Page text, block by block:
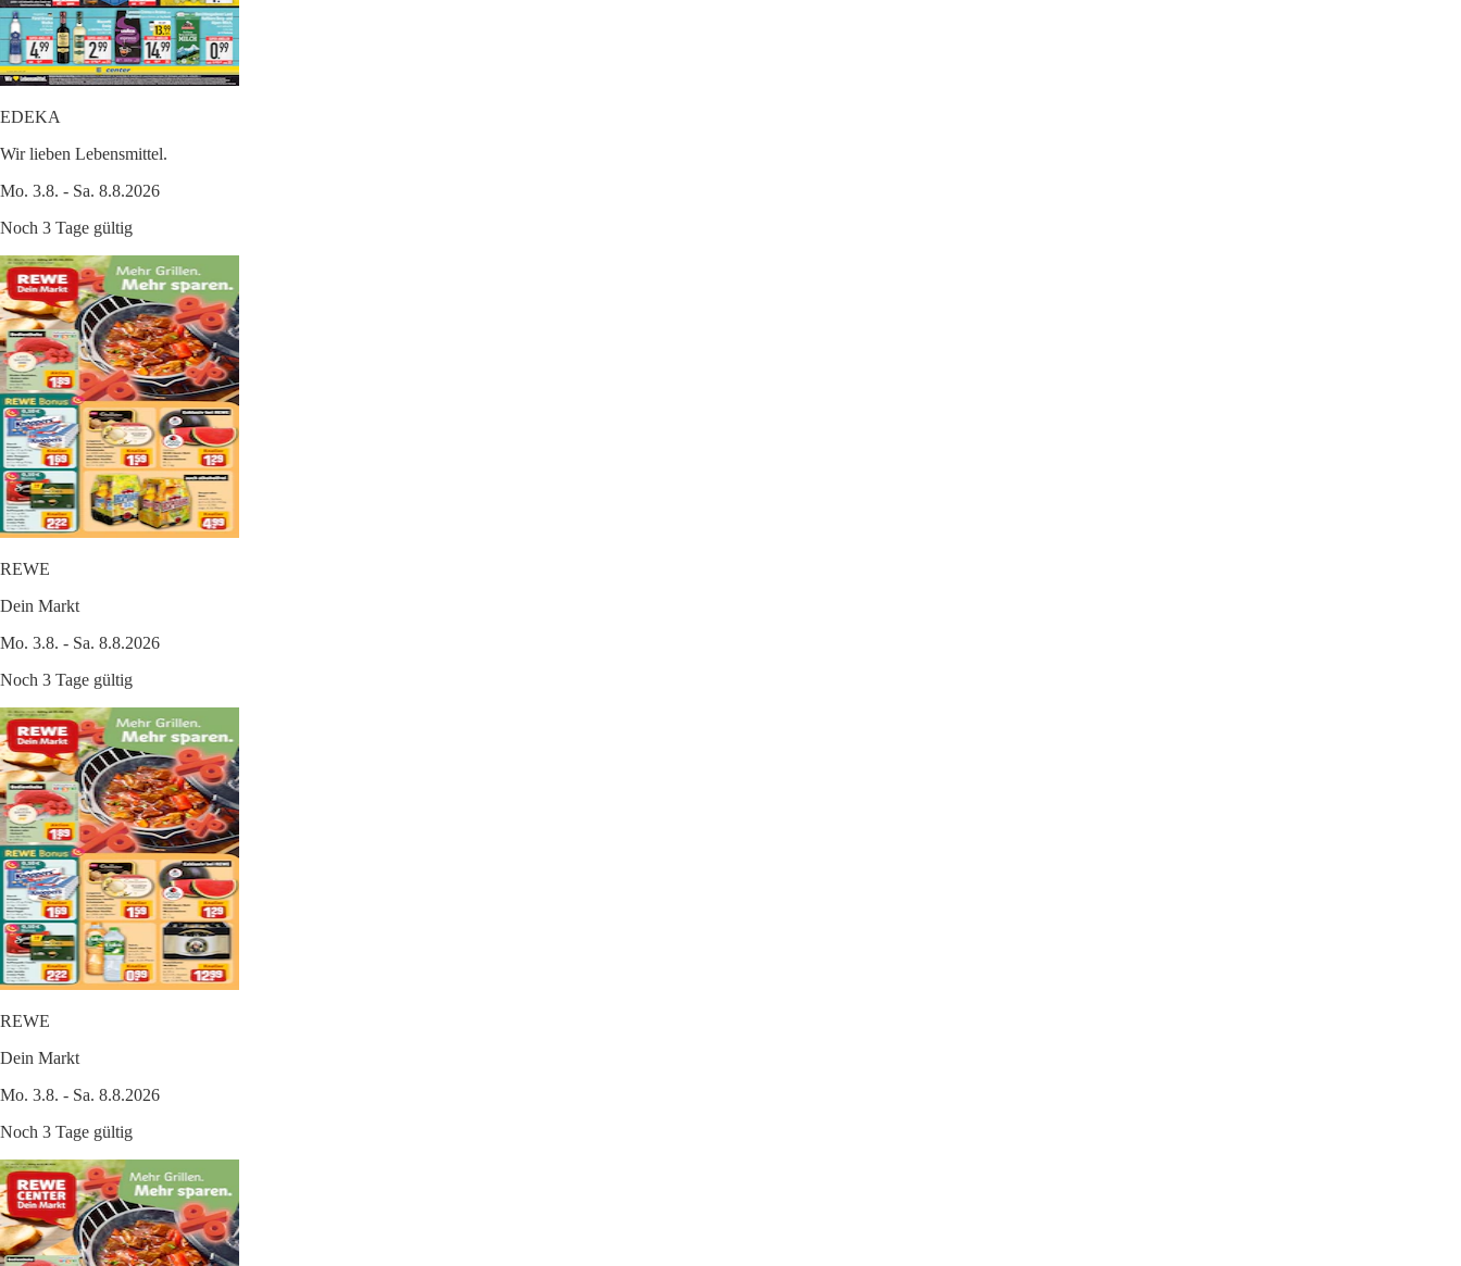
EDEKA
Wir lieben Lebensmittel.
Mo. 3.8. - Sa. 8.8.2026
Noch 3 Tage gültig
REWE
Dein Markt
Mo. 3.8. - Sa. 8.8.2026
Noch 3 Tage gültig
REWE
Dein Markt
Mo. 3.8. - Sa. 8.8.2026
Noch 3 Tage gültig